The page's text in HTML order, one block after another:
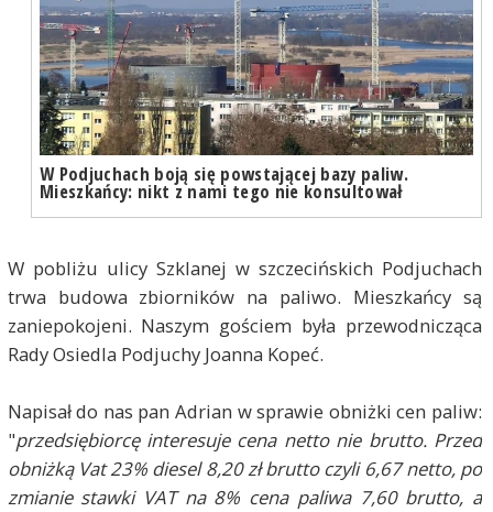
W Podjuchach boją się powstającej bazy paliw.
Mieszkańcy: nikt z nami tego nie konsultował
W pobliżu ulicy Szklanej w szczecińskich Podjuchach
trwa budowa zbiorników na paliwo. Mieszkańcy są
zaniepokojeni. Naszym gościem była przewodnicząca
Rady Osiedla Podjuchy Joanna Kopeć.
Napisał do nas pan Adrian w sprawie obniżki cen paliw:
"przedsiębiorcę interesuje cena netto nie brutto. Przed
obniżką Vat 23% diesel 8,20 zł brutto czyli 6,67 netto, po
zmianie stawki VAT na 8% cena paliwa 7,60 brutto, a